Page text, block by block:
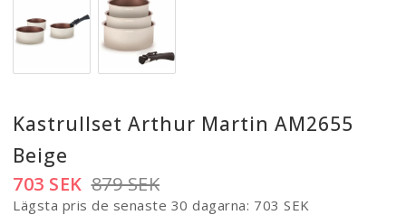
Kastrullset Arthur Martin AM2655
Beige
879 SEK
703 SEK
Lägsta pris de senaste 30 dagarna 703 SEK